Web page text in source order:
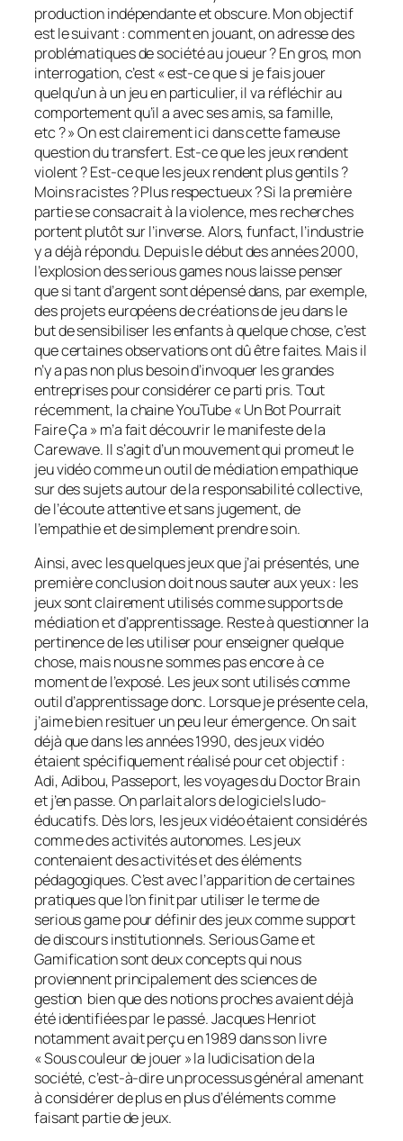
production indépendante et obscure. Mon objectif
est le suivant : comment en jouant, on adresse des
problématiques de société au joueur ? En gros, mon
interrogation, c’est « est-ce que si je fais jouer
quelqu’un à un jeu en particulier, il va réfléchir au
comportement qu’il a avec ses amis, sa famille,
etc ? » On est clairement ici dans cette fameuse
question du transfert. Est-ce que les jeux rendent
violent ? Est-ce que les jeux rendent plus gentils ?
Moins racistes ? Plus respectueux ? Si la première
partie se consacrait à la violence, mes recherches
portent plutôt sur l’inverse. Alors,funfact, l’industrie
y a déjà répondu. Depuis le début des années 2000,
l’explosion desserious gamesnous laisse penser
que si tant d’argent sont dépensé dans, par exemple,
des projets européens de créations de jeu dans le
but de sensibiliser les enfants à quelque chose, c’est
que certaines observations ont dû être faites. Mais il
n’y a pas non plus besoin d’invoquer les grandes
entreprises pour considérer ce parti pris. Tout
récemment, la chaine YouTube « Un Bot Pourrait
Faire Ça » m’a fait découvrir le manifeste de la
Carewave. Il s’agit d’un mouvement qui promeut le
jeu vidéo comme un outil de médiation empathique
sur des sujets autour de la responsabilité collective,
de l’écoute attentive et sans jugement, de
l’empathie et de simplement prendre soin.
Ainsi, avec les quelques jeux que j’ai présentés, une
première conclusion doit nous sauter aux yeux : les
jeux sont clairement utilisés comme supports de
médiation et d’apprentissage. Reste à questionner la
pertinence de les utiliser pour enseigner quelque
chose, mais nous ne sommes pas encore à ce
moment de l’exposé. Les jeux sont utilisés comme
outil d’apprentissage donc. Lorsque je présente cela,
j’aime bien resituer un peu leur émergence. On sait
déjà que dans les années 1990, des jeux vidéo
étaient spécifiquement réalisé pour cet objectif :
Adi, Adibou, Passeport, les voyages du Doctor Brain
et j’en passe. On parlait alors de logiciels ludo-
éducatifs. Dès lors, les jeux vidéo étaient considérés
comme des activités autonomes. Les jeux
contenaient des activités et des éléments
pédagogiques. C’est avec l’apparition de certaines
pratiques que l’on finit par utiliser le terme de
serious gamepour définir des jeux comme support
de discours institutionnels.Serious Gameet
Gamificationsont deux concepts qui nous
proviennent principalement des sciences de
gestion bien que des notions proches avaient déjà
été identifiées par le passé. Jacques Henriot
notamment avait perçu en 1989 dans son livre
« Sous couleur de jouer » la ludicisation de la
société, c’est-à-dire un processus général amenant
à considérer de plus en plus d’éléments comme
faisant partie de jeux.